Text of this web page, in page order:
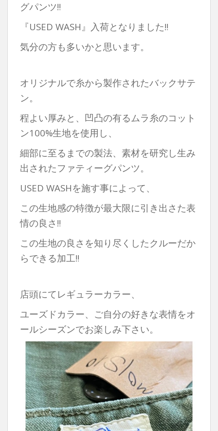
グパンツ‼︎
『USED WASH』入荷となりました‼︎
気分の方も多いかと思います。
オリジナルで糸から製作されたバックサテ
ン。
程よい厚みと、凹凸の有るムラ糸のコット
ン100%生地を使用し、
細部に至るまでの製法、素材を研究し生み
出されたファティーグパンツ。
USED WASHを施す事によって、
この生地感の特徴が最大限に引き出さた表
情の良さ‼︎
この生地の良さを知り尽くしたクルーだか
らできる加工‼︎
店頭にてレギュラーカラー、
ユーズドカラー、ご自分の好きな表情をオ
ールシーズンでお楽しみ下さい。